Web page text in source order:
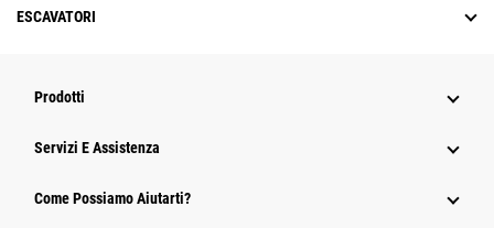
ESCAVATORI
Prodotti
Servizi E Assistenza
Come Possiamo Aiutarti?